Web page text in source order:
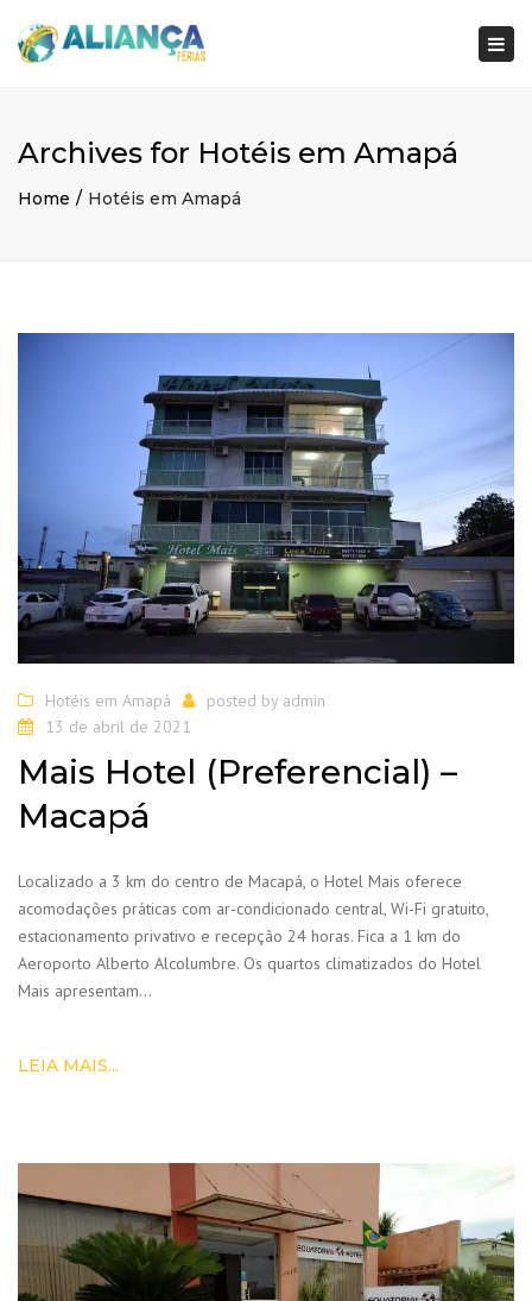
Archives for Hotéis em Amapá
Home Hotéis em Amapá
Hotéis em Amapá posted by admin
13 de abril de 2021
Mais Hotel (Preferencial) –
Macapá
Localizado a 3 km do centro de Macapá, o Hotel Mais oferece
acomodações práticas com ar-condicionado central, Wi-Fi gratuito,
estacionamento privativo e recepção 24 horas. Fica a 1 km do
Aeroporto Alberto Alcolumbre. Os quartos climatizados do Hotel
Mais apresentam…
LEIA MAIS...